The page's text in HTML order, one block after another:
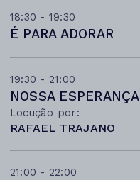
18:30 - 19:30
É PARA ADORAR
19:30 - 21:00
NOSSA ESPERANÇA
Locução por:
RAFAEL TRAJANO
21:00 - 22:00